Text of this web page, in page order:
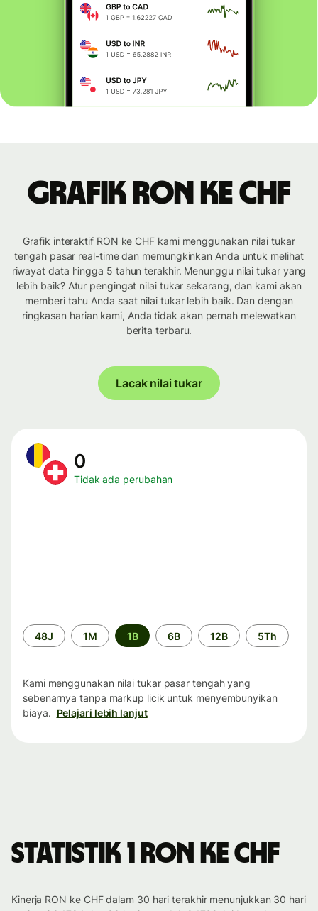
Grafik RON ke CHF
Grafik interaktif RON ke CHF kami menggunakan nilai tukar
tengah pasar real-time dan memungkinkan Anda untuk melihat
riwayat data hingga 5 tahun terakhir. Menunggu nilai tukar yang
lebih baik? Atur pengingat nilai tukar sekarang, dan kami akan
memberi tahu Anda saat nilai tukar lebih baik. Dan dengan
ringkasan harian kami, Anda tidak akan pernah melewatkan
berita terbaru.
Lacak nilai tukar
0
Tidak ada perubahan
Periode
waktu
48J 1M 1B 6B 12B 5Th
Kami menggunakan nilai tukar pasar tengah yang
sebenarnya tanpa markup licik untuk menyembunyikan
biaya. Pelajari lebih lanjut
Statistik 1 RON ke CHF
Kinerja RON ke CHF dalam 30 hari terakhir menunjukkan 30 hari